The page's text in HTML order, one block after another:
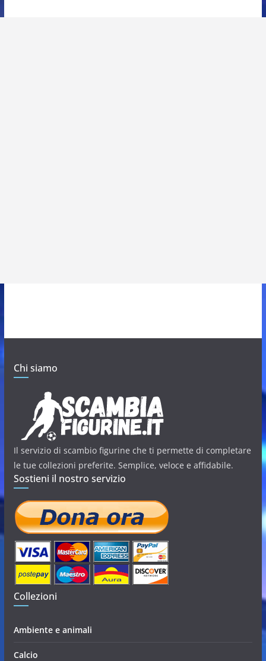
Chi siamo
Il servizio di scambio figurine che ti permette di completare
le tue collezioni preferite. Semplice, veloce e affidabile.
Sostieni il nostro servizio
Collezioni
Ambiente e animali
Calcio